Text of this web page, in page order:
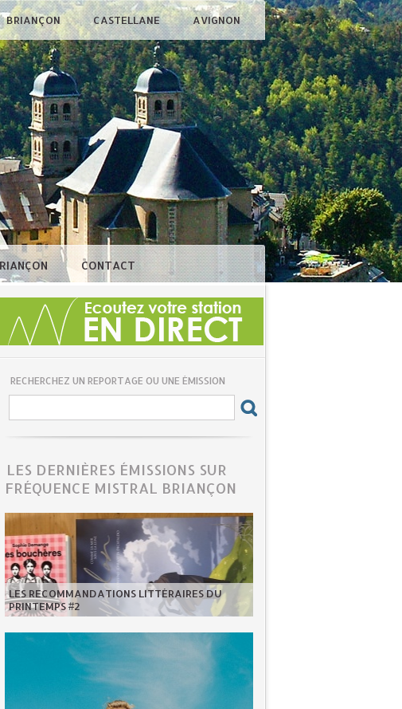
BRIANÇON CASTELLANE AVIGNON
CONTACT
RECHERCHEZ UN REPORTAGE OU UNE ÉMISSION
LES DERNIÈRES ÉMISSIONS SUR
FRÉQUENCE MISTRAL BRIANÇON
LES RECOMMANDATIONS LITTÉRAIRES DU
PRINTEMPS #2